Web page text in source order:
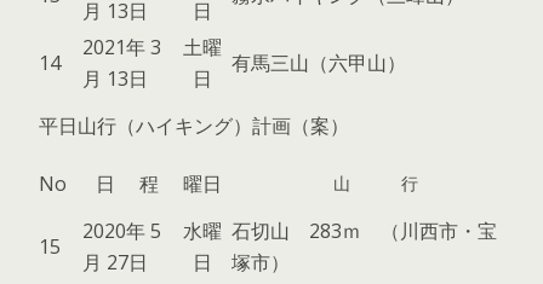
月 13日
日
14
2021年 3
月 13日
土曜
日
有馬三山（六甲山）
平日山行（ハイキング）計画（案）
No 日 程 曜日 山 行
15
2020年 5
月 27日
水曜
日
石切山 283ｍ （川西市・宝
塚市）